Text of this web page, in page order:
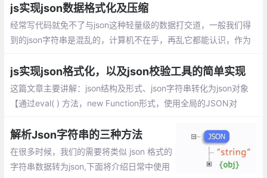
N.stringify()的兼容呢：利用eval方式解析、
new Function形式、自定义兼容json的方
法、head头添加mate等
js实现json数据格式化及压缩
经常写代码就免不了与json这种轻量级的数据打交道，一般我们得
到的json字符串是混乱的，计算机不在乎，再乱它都能认识，作为
js实现json格式化，以及json校验工具的简单实现
这篇文章主要讲解：json结构及形式、json字符串转化为json对象
【通过eval( ) 方法，new Function形式，使用全局的JSON对
解析Json字符串的三种方法
在很多时候，我们的需要将类似 json 格式的
字符串数据转为json,下面将介绍日常中使用